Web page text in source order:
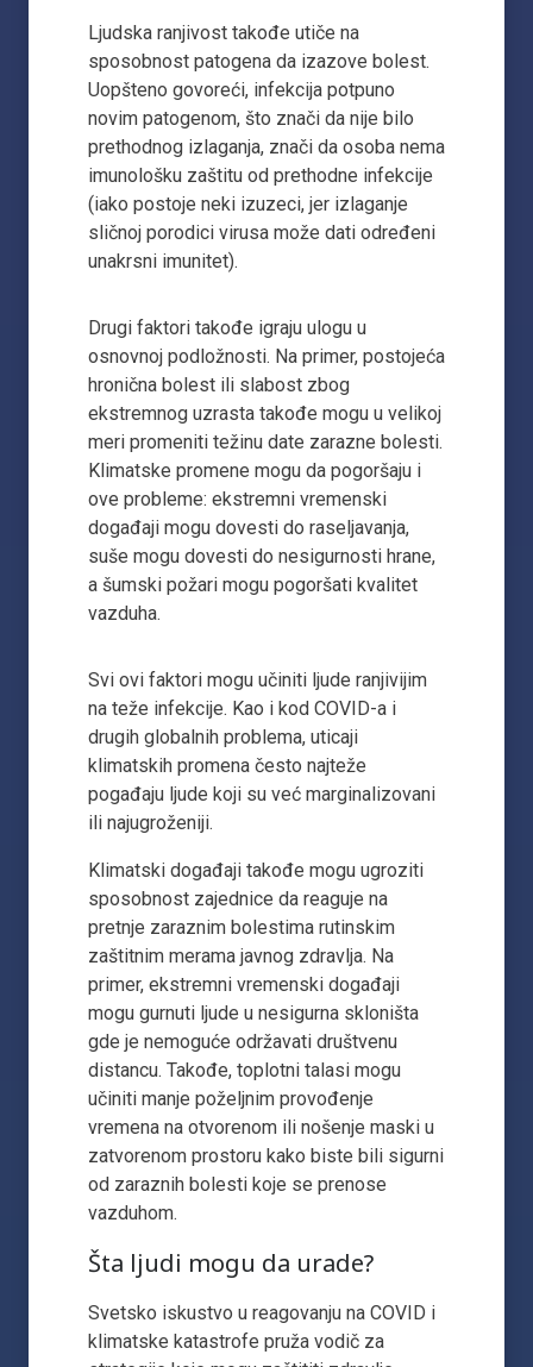
Ljudska ranjivost takođe utiče na
sposobnost patogena da izazove bolest.
Uopšteno govoreći, infekcija potpuno
novim patogenom, što znači da nije bilo
prethodnog izlaganja, znači da osoba nema
imunološku zaštitu od prethodne infekcije
(iako postoje neki izuzeci, jer izlaganje
sličnoj porodici virusa može dati određeni
unakrsni imunitet).
Drugi faktori takođe igraju ulogu u
osnovnoj podložnosti. Na primer, postojeća
hronična bolest ili slabost zbog
ekstremnog uzrasta takođe mogu u velikoj
meri promeniti težinu date zarazne bolesti.
Klimatske promene mogu da pogoršaju i
ove probleme: ekstremni vremenski
događaji mogu dovesti do raseljavanja,
suše mogu dovesti do nesigurnosti hrane,
a šumski požari mogu pogoršati kvalitet
vazduha.
Svi ovi faktori mogu učiniti ljude ranjivijim
na teže infekcije. Kao i kod COVID-a i
drugih globalnih problema, uticaji
klimatskih promena često najteže
pogađaju ljude koji su već marginalizovani
ili najugroženiji.
Klimatski događaji takođe mogu ugroziti
sposobnost zajednice da reaguje na
pretnje zaraznim bolestima rutinskim
zaštitnim merama javnog zdravlja. Na
primer, ekstremni vremenski događaji
mogu gurnuti ljude u nesigurna skloništa
gde je nemoguće održavati društvenu
distancu. Takođe, toplotni talasi mogu
učiniti manje poželjnim provođenje
vremena na otvorenom ili nošenje maski u
zatvorenom prostoru kako biste bili sigurni
od zaraznih bolesti koje se prenose
vazduhom.
Šta ljudi mogu da urade?
Svetsko iskustvo u reagovanju na COVID i
klimatske katastrofe pruža vodič za